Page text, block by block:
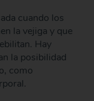
cuando los
la vejiga y que
Hay
la posibilidad
como